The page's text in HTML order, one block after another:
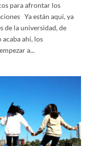
para afrontar los
Ya están aquí, ya
de la universidad, de
ahí, los
a...